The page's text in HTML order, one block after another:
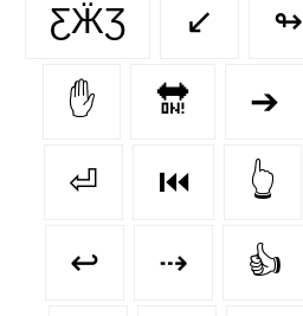
ƸӜƷ ↙ ↬
✋ 🔛 ➔
⏎ ⏮️ 👆
↩ ⇢ 👍